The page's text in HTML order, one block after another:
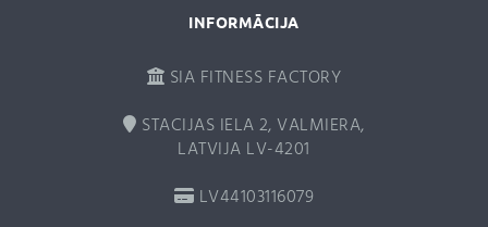
INFORMĀCIJA
SIA FITNESS FACTORY
STACIJAS IELA 2, VALMIERA,
LATVIJA LV-4201
LV44103116079